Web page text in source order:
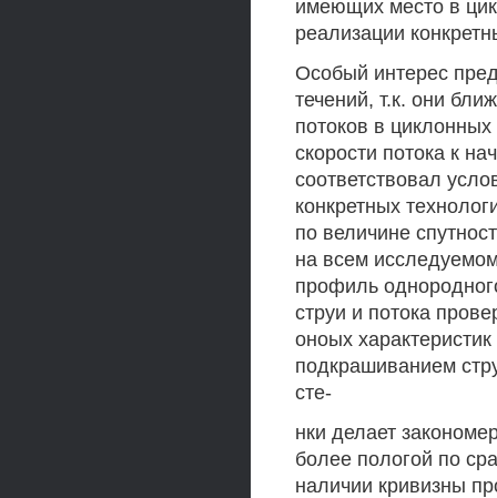
имеющих место в
реализации
Особый интерес
течений, т.к. они
потоков в
скорости потока к
соответствовал
конкретных
по величине
на всем
профиль
струи и потока
оноых
подкрашиванием
сте-
нки делает
более пологой по
наличии кривизны